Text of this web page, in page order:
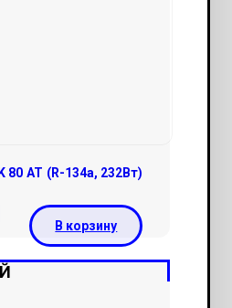
80 AT (R-134a, 232Вт)
В корзину